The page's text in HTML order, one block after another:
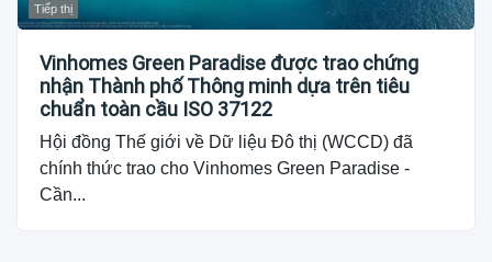
Tiếp thị
Vinhomes Green Paradise được trao chứng
nhận Thành phố Thông minh dựa trên tiêu
chuẩn toàn cầu ISO 37122
Hội đồng Thế giới về Dữ liệu Đô thị (WCCD) đã
chính thức trao cho Vinhomes Green Paradise -
Cần...